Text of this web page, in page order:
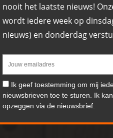
nooit het laatste nieuws!
wordt iedere week op
nieuws) en donderdag
Ik geef toestemming om mij
nieuwsbrieven toe te sturen. Ik
opzeggen via de nieuwsbrief.